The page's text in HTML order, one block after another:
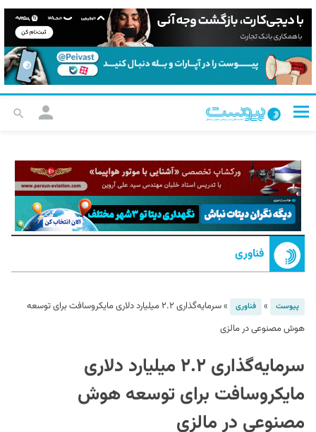
فناوری
پیوست » فناوری »
سرمایه‌گذاری ۲.۲ میلیارد دلاری مایکروسافت برای توسعه
هوش مصنوعی در مالزی
سرمایه‌گذاری ۲.۲ میلیارد دلاری
مایکروسافت برای توسعه هوش
مصنوعی در مالزی